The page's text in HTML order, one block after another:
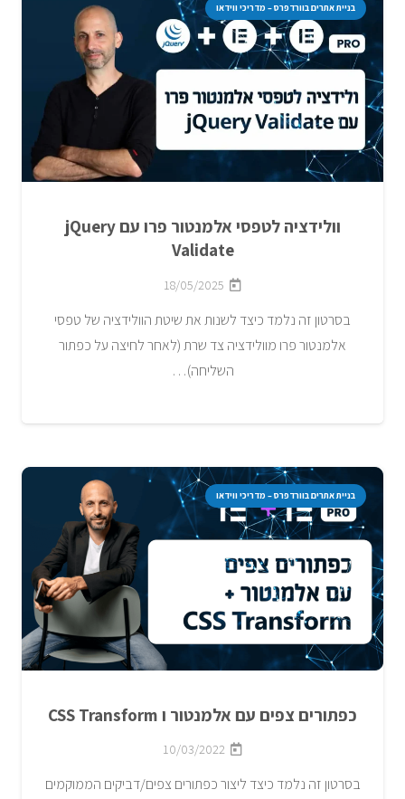
בניית אתרים בוורדפרס – מדריכי ווידאו
וולידציה לטפסי אלמנטור פרו עם jQuery
Validate
18/05/2025
בסרטון זה נלמד כיצד לשנות את שיטת הוולידציה של טפסי
אלמנטור פרו מוולידציה צד שרת (לאחר לחיצה על כפתור
השליחה)…
בניית אתרים בוורדפרס – מדריכי ווידאו
כפתורים צפים עם אלמנטור ו CSS Transform
10/03/2022
בסרטון זה נלמד כיצד ליצור כפתורים צפים/דביקים הממוקמים